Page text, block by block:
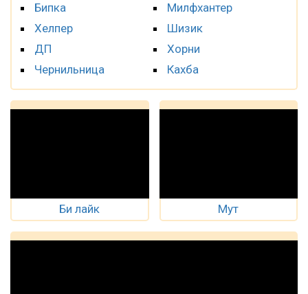
Бипка
Хелпер
ДП
Чернильница
Милфхантер
Шизик
Хорни
Кахба
Би лайк Мут